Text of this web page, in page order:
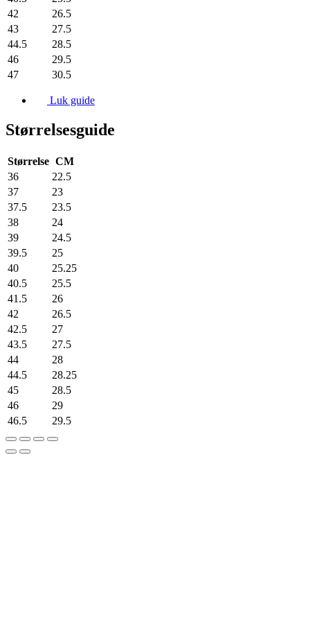
42
26.5
43
27.5
44.5
28.5
46
29.5
47
30.5
Luk guide
Størrelsesguide
Størrelse CM
36
22.5
37
23
37.5
23.5
38
24
39
24.5
39.5
25
40
25.25
40.5
25.5
41.5
26
42
26.5
42.5
27
43.5
27.5
44
28
44.5
28.25
45
28.5
46
29
46.5
29.5